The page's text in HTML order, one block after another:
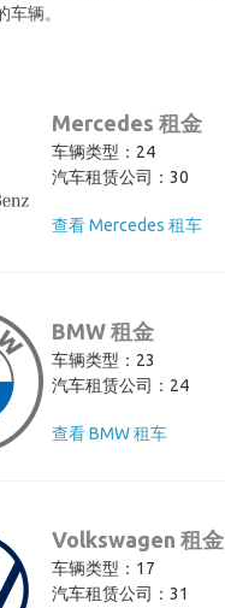
车辆。
Mercedes 租金
车辆类型：24
汽车租赁公司：30
查看 Mercedes 租车
BMW 租金
车辆类型：23
汽车租赁公司：24
查看 BMW 租车
Volkswagen 租金
车辆类型：17
汽车租赁公司：31